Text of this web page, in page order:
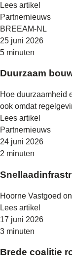
Lees artikel
Partnernieuws
BREEAM-NL
25 juni 2026
5 minuten
Duurzaam
Hoe duurzaamheid
ook omdat
Lees artikel
Partnernieuws
24 juni 2026
2 minuten
Hoorne Vastgoed
Lees artikel
17 juni 2026
3 minuten
Brede coalitie